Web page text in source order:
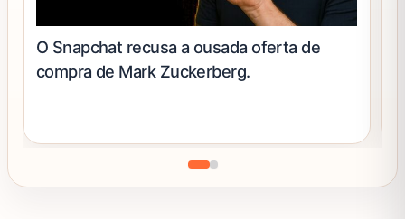
O Snapchat recusa a ousada oferta de
compra de Mark Zuckerberg.